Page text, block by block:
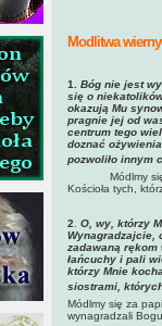
Modlitwa
1.
Bóg nie jest
się o
okazują Mu
pragnie jej od
centrum tego
doznać
pozwoliło innym
Módlmy
Kościoła tych,
2
O, wy, którzy
Wynagradzajcie,
zadawaną rękom
łańcuchy i pali
którzy Mnie
siostrami,
Módlmy się za
wynagradzali